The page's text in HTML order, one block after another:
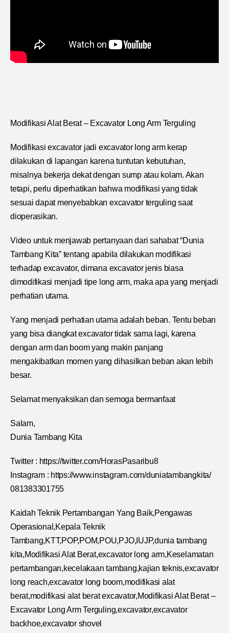
Modifikasi Alat Berat – Excavator Long Arm Terguling
Modifikasi excavator jadi excavator long arm kerap
dilakukan di lapangan karena tuntutan kebutuhan,
misalnya bekerja dekat dengan sump atau kolam. Akan
tetapi, perlu diperhatikan bahwa modifikasi yang tidak
sesuai dapat menyebabkan excavator terguling saat
dioperasikan.
Video untuk menjawab pertanyaan dari sahabat “Dunia
Tambang Kita” tentang apabila dilakukan modifikasi
terhadap excavator, dimana excavator jenis biasa
dimodifikasi menjadi tipe long arm, maka apa yang menjadi
perhatian utama.
Yang menjadi perhatian utama adalah beban. Tentu beban
yang bisa diangkat excavator tidak sama lagi, karena
dengan arm dan boom yang makin panjang
mengakibatkan momen yang dihasilkan beban akan lebih
besar.
Selamat menyaksikan dan semoga bermanfaat
Salam,
Dunia Tambang Kita
Twitter : https://twitter.com/HorasPasaribu8
Instagram : https://www.instagram.com/duniatambangkita/
081383301755
Kaidah Teknik Pertambangan Yang Baik,Pengawas
Operasional,Kepala Teknik
Tambang,KTT,POP,POM,POU,PJO,IUJP,dunia tambang
kita,Modifikasi Alat Berat,excavator long arm,Keselamatan
pertambangan,kecelakaan tambang,kajian teknis,excavator
long reach,excavator long boom,modifikasi alat
berat,modifikasi alat berat excavator,Modifikasi Alat Berat –
Excavator Long Arm Terguling,excavator,excavator
backhoe,excavator shovel